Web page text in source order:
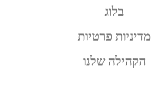
בלוג
מדיניות פרטיות
הקהילה שלנו